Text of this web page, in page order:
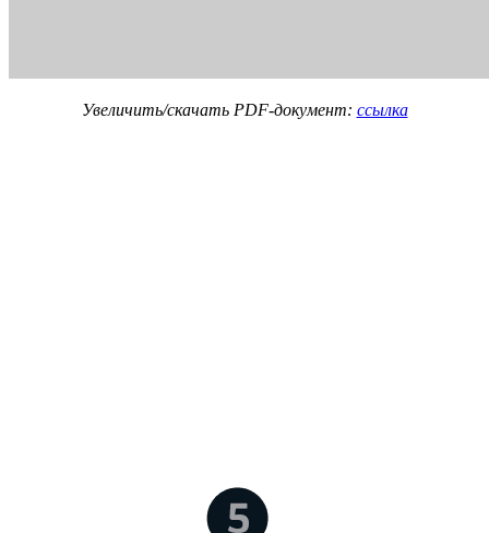
Увеличить/скачать PDF-документ: ссылка